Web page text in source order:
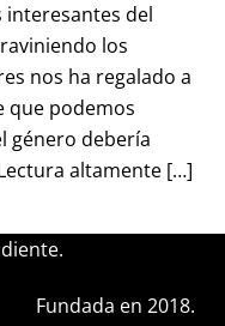
interesantes del
los
nos ha regalado a
que podemos
género debería
altamente […]
Fundada en 2018.